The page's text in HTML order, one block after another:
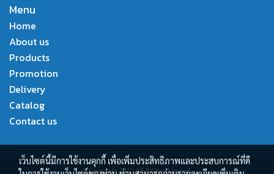
Menu
Home
About us
Products
Promotion
Delivery
Catalog
Contact us
© Copyright 2015 All Rights Reserved.
เว็บไซต์นี้มีการใช้งานคุกกี้ เพื่อเพิ่มประสิทธิภาพและประสบการณ์ที่ดี